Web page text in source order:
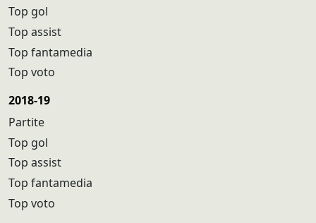
Top gol
Top assist
Top fantamedia
Top voto
2018-19
Partite
Top gol
Top assist
Top fantamedia
Top voto